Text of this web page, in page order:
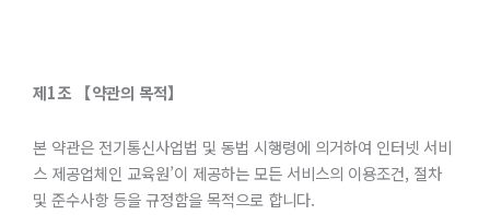
제1조 【약관의 목적】
본 약관은 전기통신사업법 및 동법 시행령에 의거하여 인터넷 서비
스 제공업체인 교육원’이 제공하는 모든 서비스의 이용조건, 절차
및 준수사항 등을 규정함을 목적으로 합니다.